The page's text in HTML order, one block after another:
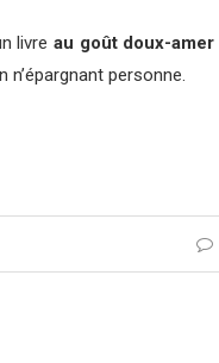
livre au goût doux-amer
n’épargnant personne.